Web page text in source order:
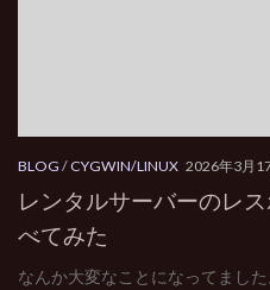
BLOG /CYGWIN/LINUX 2026年3月
レンタルサーバーのレ
べてみた
なんか大変なことになってまし